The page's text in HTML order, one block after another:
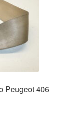
Peugeot 406